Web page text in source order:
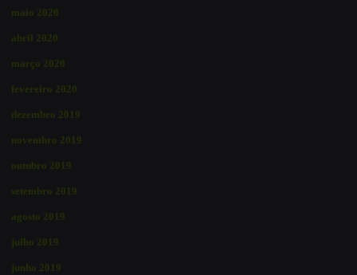
maio 2020
abril 2020
março 2020
fevereiro 2020
dezembro 2019
novembro 2019
outubro 2019
setembro 2019
agosto 2019
julho 2019
junho 2019